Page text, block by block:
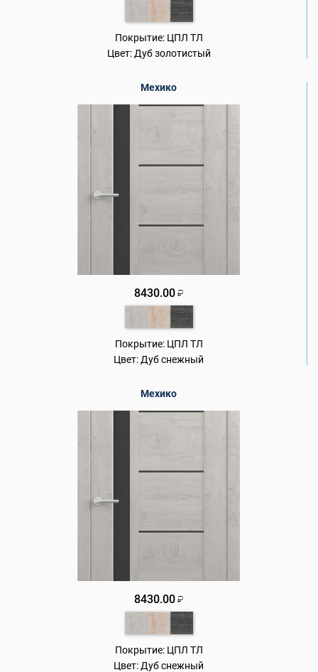
Покрытие: ЦПЛ ТЛ
Цвет: Дуб золотистый
Мехико
8430.00 ₽
Покрытие: ЦПЛ ТЛ
Цвет: Дуб снежный
Мехико
8430.00 ₽
Покрытие: ЦПЛ ТЛ
Цвет: Дуб снежный